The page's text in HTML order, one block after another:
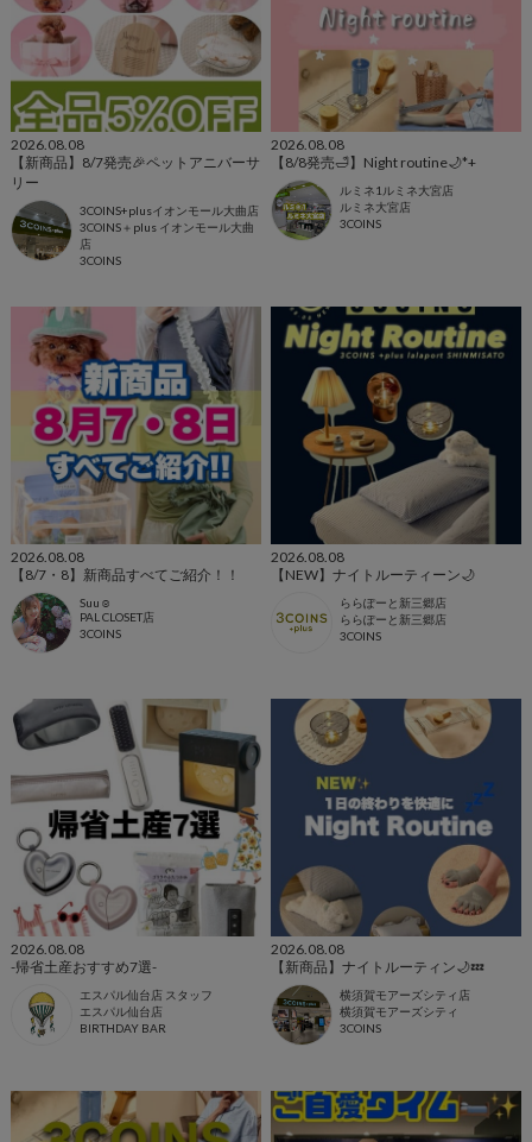
2026.08.08
【新商品】8/7発売🎉ペットアニバーサ
リー
3COINS+plusイオンモール大曲店
3COINS＋plus イオンモール大曲
店
3COINS
2026.08.08
【8/8発売🛁】Night routine🌙*+
ルミネ1ルミネ大宮店
ルミネ大宮店
3COINS
2026.08.08
【8/7・8】新商品すべてご紹介！！
Suu☺︎
PAL CLOSET店
3COINS
2026.08.08
【NEW】ナイトルーティーン🌙
ららぽーと新三郷店
ららぽーと新三郷店
3COINS
2026.08.08
-帰省土産おすすめ7選-
エスパル仙台店 スタッフ
エスパル仙台店
BIRTHDAY BAR
2026.08.08
【新商品】ナイトルーティン🌙💤
横須賀モアーズシティ店
横須賀モアーズシティ
3COINS